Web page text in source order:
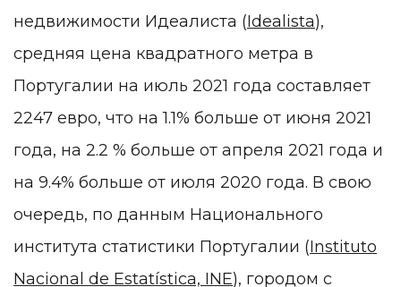
недвижимости Идеалиста (Idealista),
средняя цена квадратного метра в
Португалии на июль 2021 года составляет
2247 евро, что на 1.1% больше от июня 2021
года, на 2.2 % больше от апреля 2021 года и
на 9.4% больше от июля 2020 года. В свою
очередь, по данным Национального
института статистики Португалии (Instituto
Nacional de Estatística, INE), городом с